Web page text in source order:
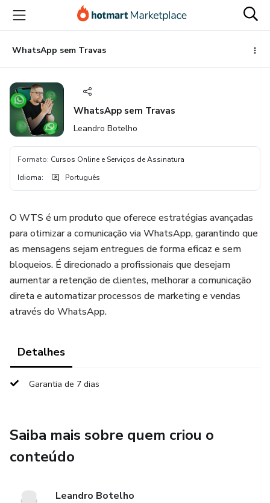
para
conteúdo
principal
para
pagamento
para
rodapé
WhatsApp sem Travas
WhatsApp sem Travas
Leandro Botelho
Formato: Cursos Online e Serviços de Assinatura
Idioma: Português
O WTS é um produto que oferece estratégias avançadas
para otimizar a comunicação via WhatsApp, garantindo que
as mensagens sejam entregues de forma eficaz e sem
bloqueios. É direcionado a profissionais que desejam
aumentar a retenção de clientes, melhorar a comunicação
direta e automatizar processos de marketing e vendas
através do WhatsApp.
Detalhes
Garantia de 7 dias
Saiba mais sobre quem criou o
conteúdo
Leandro Botelho